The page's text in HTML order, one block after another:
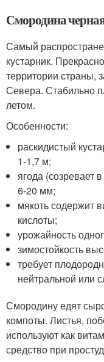
Смородина
Самый
кустарник.
территории страны,
Севера. Стабильно
летом.
Особенности:
раскидистый
1-1,7 м;
ягода (созревает
6-20 мм;
мякоть содержит
кислоты;
урожайность
зимостойкость
требует
нейтральной или
Смородину едят
компоты. Листья,
используют как
средство при